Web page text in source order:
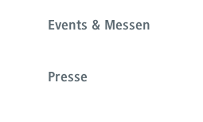
Events & Messen
Presse